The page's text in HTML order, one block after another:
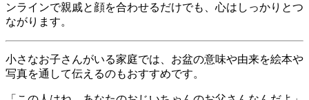
ンラインで親戚と顔を合わせるだけでも、心はしっかりとつ
ながります。
小さなお子さんがいる家庭では、お盆の意味や由来を絵本や
写真を通して伝えるのもおすすめです。